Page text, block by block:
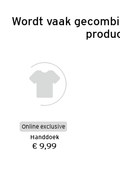
Wordt vaak
Online exclusive
Handdoek
Prijs:
€ 9,99